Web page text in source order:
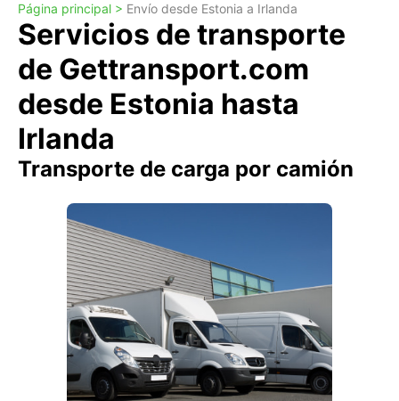
Página principal > Envío desde Estonia a Irlanda
Servicios de transporte
de Gettransport.com
desde Estonia hasta
Irlanda
Transporte de carga por camión